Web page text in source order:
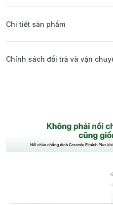
Chi tiết sản phẩm
Chính sách đổi trả và vận